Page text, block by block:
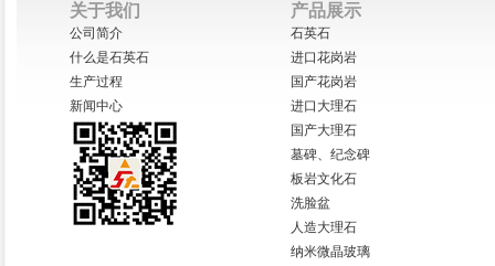
关于我们 产品展示
公司简介
什么是石英石
生产过程
新闻中心
石英石
进口花岗岩
国产花岗岩
进口大理石
国产大理石
墓碑、纪念碑
板岩文化石
洗脸盆
人造大理石
纳米微晶玻璃